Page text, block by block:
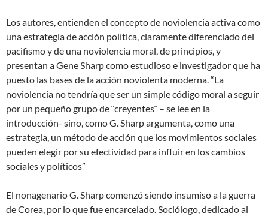
Los autores, entienden el concepto de noviolencia activa como
una estrategia de acción política, claramente diferenciado del
pacifismo y de una noviolencia moral, de principios, y
presentan a Gene Sharp como estudioso e investigador que ha
puesto las bases de la acción noviolenta moderna. “La
noviolencia no tendría que ser un simple código moral a seguir
por un pequeño grupo de ¨creyentes¨ – se lee en la
introducción- sino, como G. Sharp argumenta, como una
estrategia, un método de acción que los movimientos sociales
pueden elegir por su efectividad para influir en los cambios
sociales y políticos”
El nonagenario G. Sharp comenzó siendo insumiso a la guerra
de Corea, por lo que fue encarcelado. Sociólogo, dedicado al